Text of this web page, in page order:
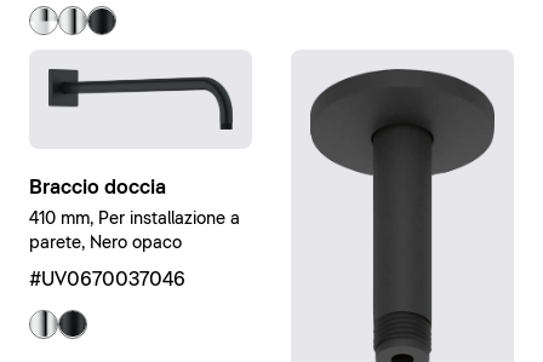
Braccio doccia
410 mm, Per installazione a
parete, Nero opaco
#UV0670037046